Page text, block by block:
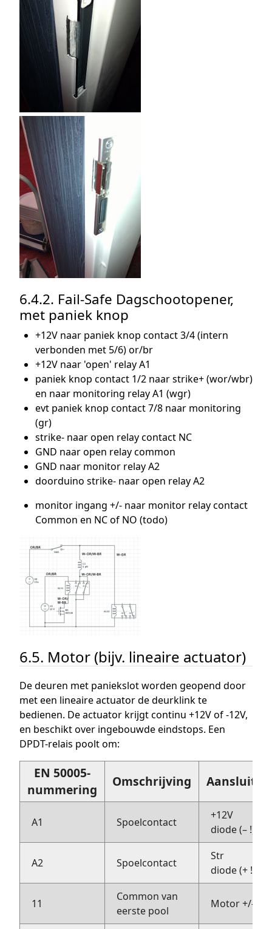
6.4.2. Fail-Safe Dagschootopener,
met paniek knop
+12V naar paniek knop contact 3/4 (intern
verbonden met 5/6) or/br
+12V naar 'open' relay A1
paniek knop contact 1/2 naar strike+ (wor/wbr)
en naar monitoring relay A1 (wgr)
evt paniek knop contact 7/8 naar monitoring
(gr)
strike- naar open relay contact NC
GND naar open relay common
GND naar monitor relay A2
doorduino strike- naar open relay A2
monitor ingang +/- naar monitor relay contact
Common en NC of NO (todo)
6.5. Motor (bijv. lineaire actuator)
De deuren met paniekslot worden geopend door
met een lineaire actuator de deurklink te
bedienen. De actuator krijgt continu +12V of -12V,
en beschikt over ingebouwde eindstops. Een
DPDT-relais poolt om:
EN 50005-
nummering
Omschrijving
A1 Spoelcontact
+12V
diode (– !)
A2 Spoelcontact
Str
diode (+ !)
11
Common van
eerste pool
Motor +/–